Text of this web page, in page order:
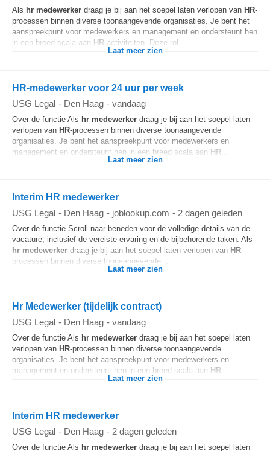
Als hr medewerker draag je bij aan het soepel laten verlopen van HR-
processen binnen diverse toonaangevende organisaties. Je bent het
aanspreekpunt voor medewerkers en management en ondersteunt hen
in een breed scala aan HR-activiteiten. Deze rol...
Laat meer zien
HR-medewerker voor 24 uur per week
USG Legal - Den Haag - vandaag
Over de functie Als hr medewerker draag je bij aan het soepel laten
verlopen van HR-processen binnen diverse toonaangevende
organisaties. Je bent het aanspreekpunt voor medewerkers en
management en ondersteunt hen in een breed scala aan HR
Laat meer zien
Interim HR medewerker
USG Legal - Den Haag - joblookup.com - 2 dagen geleden
Over de functie Scroll naar beneden voor de volledige details van de
vacature, inclusief de vereiste ervaring en de bijbehorende taken. Als
hr medewerker draag je bij aan het soepel laten verlopen van HR-
processen binnen diverse toonaangevende...
Laat meer zien
Hr Medewerker (tijdelijk contract)
USG Legal - Den Haag - vandaag
Over de functie Als hr medewerker draag je bij aan het soepel laten
verlopen van HR-processen binnen diverse toonaangevende
organisaties. Je bent het aanspreekpunt voor medewerkers en
management en ondersteunt hen in een breed scala aan HR
Laat meer zien
Interim HR medewerker
USG Legal - Den Haag - 2 dagen geleden
Over de functie Als hr medewerker draag je bij aan het soepel laten